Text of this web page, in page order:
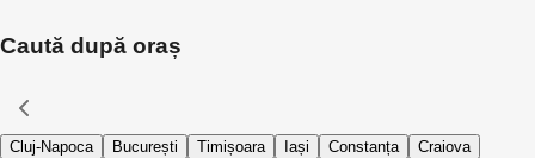
Caută după oraș
Cluj-Napoca București Timișoara Iași Constanța
Craiova